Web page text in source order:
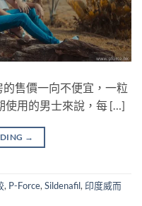
售價一向不便宜，一粒
使用的男士來說，每 […]
→
, P-Force,Sildenafil,印度威而